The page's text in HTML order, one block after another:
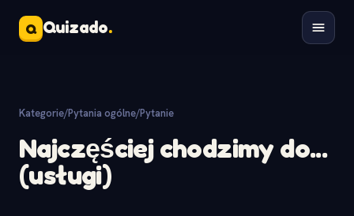
Q Quizado.
Kategorie/Pytania ogólne/Pytanie
Najczęściej chodzimy do...
(usługi)